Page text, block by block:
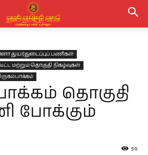
துயர்துடைப்புப் பணிகள்
மற்றும் தொகுதி நிகழ்வுகள்
தொகுதி
போக்கும்
50